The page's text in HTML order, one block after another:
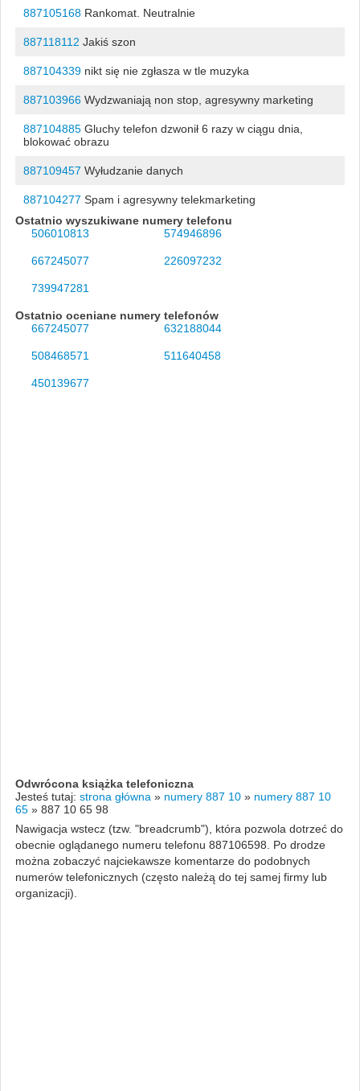
887105168Rankomat. Neutralnie
887118112 Jakiś szon
887104339nikt się nie zgłasza w tle muzyka
887103966Wydzwaniają non stop, agresywny marketing
887104885Gluchy telefon dzwonił 6 razy w ciągu dnia,
blokować obrazu
887109457 Wyłudzanie danych
887104277 Spam i agresywny telekmarketing
Ostatnio wyszukiwane numery telefonu
506010813
574946896
667245077 226097232
739947281
Ostatnio oceniane numery telefonów
667245077
632188044
508468571 511640458
450139677
Odwrócona książka telefoniczna
Jesteś tutaj: strona główna » numery 887 10 » numery 887 10
65 » 887 10 65 98
Nawigacja wstecz (tzw. "breadcrumb"), która pozwola dotrzeć do
obecnie oglądanego numeru telefonu 887106598. Po drodze
można zobaczyć najciekawsze komentarze do podobnych
numerów telefonicznych (często należą do tej samej firmy lub
organizacji).